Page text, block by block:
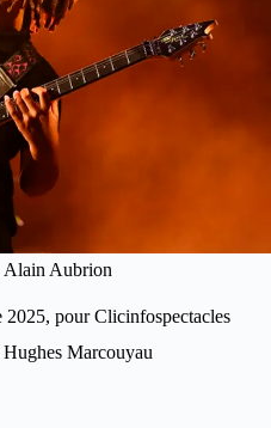
Alain Aubrion
pour Clicinfospectacles
Marcouyau